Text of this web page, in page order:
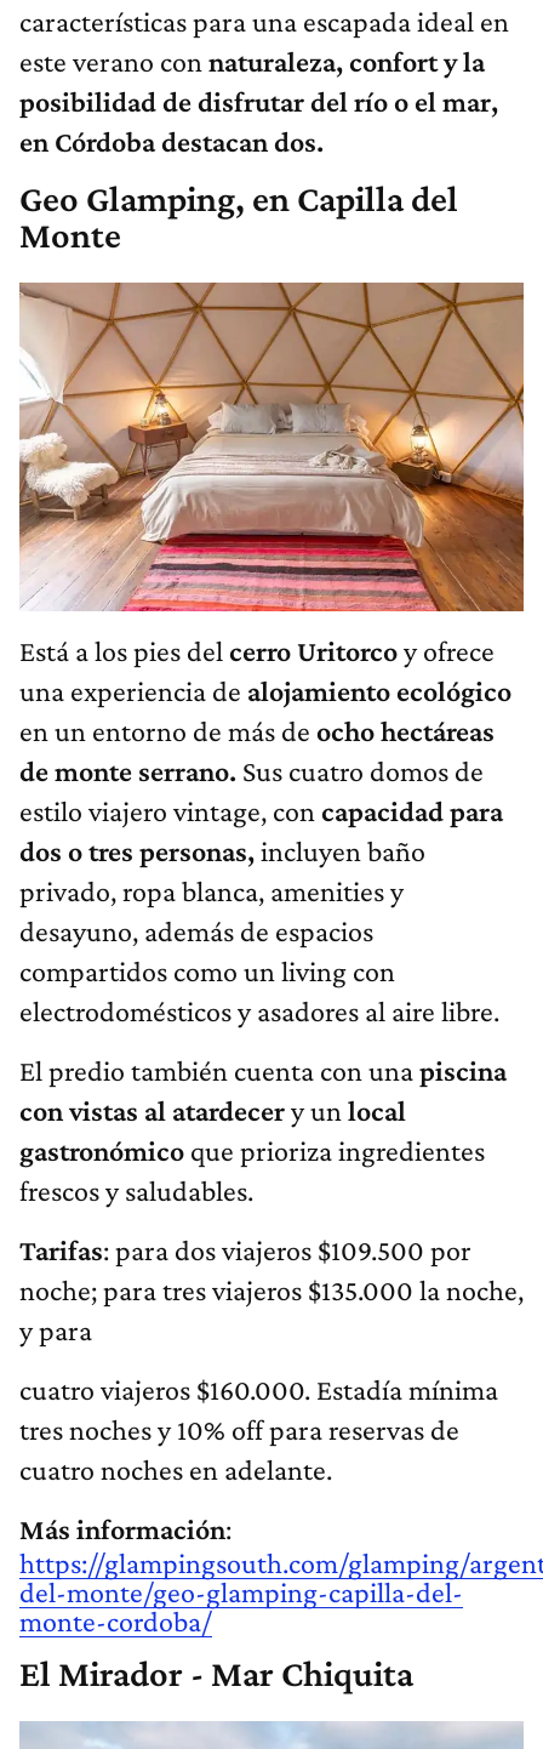
características para una escapada ideal en
este verano con naturaleza, confort y la
posibilidad de disfrutar del río o el mar,
en Córdoba destacan dos.
Geo Glamping, en Capilla del
Monte
Está a los pies del cerro Uritorcoy ofrece
una experiencia de alojamiento ecológico
en un entorno de más de ocho hectáreas
de monte serrano. Sus cuatro domos de
estilo viajero vintage, con capacidad para
dos o tres personas,incluyen baño
privado, ropa blanca, amenities y
desayuno, además de espacios
compartidos como un living con
electrodomésticos y asadores al aire libre.
El predio también cuenta con unapiscina
con vistas al atardecery un local
gastronómico que prioriza ingredientes
frescos y saludables.
Tarifas: para dos viajeros $109.500 por
noche; para tres viajeros $135.000 la noche,
y para
cuatro viajeros $160.000. Estadía mínima
tres noches y 10% off para reservas de
cuatro noches en adelante.
Más información:
https://glampingsouth.com/glamping/
del-monte/geo-glamping-capilla-del-
monte-cordoba/
El Mirador - Mar Chiquita